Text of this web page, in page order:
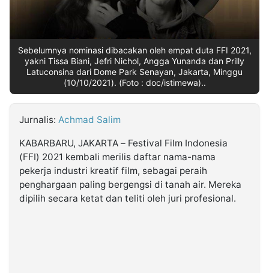
Kabarbaru.co
2026
Kabarbaru
Sebelumnya nominasi dibacakan oleh empat duta FFI 2021,
yakni Tissa Biani, Jefri Nichol, Angga Yunanda dan Prilly
Latuconsina dari Dome Park Senayan, Jakarta, Minggu
(10/10/2021). (Foto : doc/istimewa)..
Jurnalis: Achmad Salim
KABARBARU, JAKARTA – Festival Film Indonesia
(FFI) 2021 kembali merilis daftar nama-nama
pekerja industri kreatif film, sebagai peraih
penghargaan paling bergengsi di tanah air. Mereka
dipilih secara ketat dan teliti oleh juri profesional.